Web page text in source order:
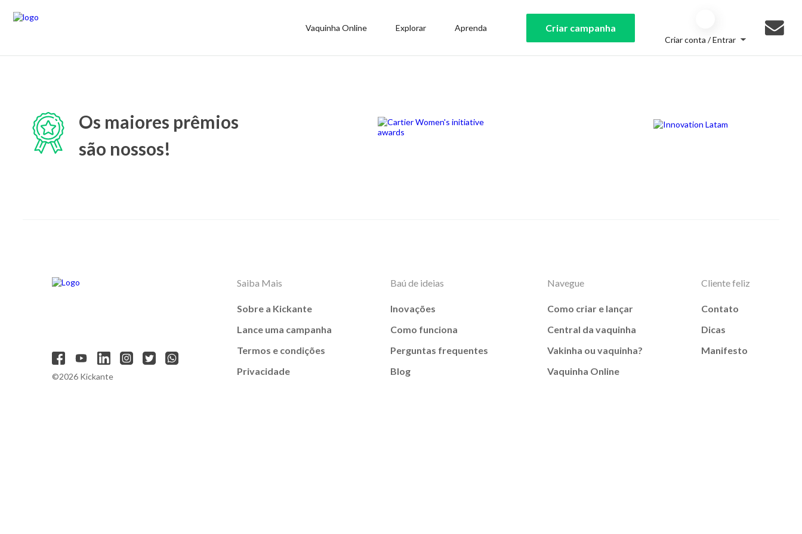
Vaquinha Online Explorar Aprenda Criar campanha
Criar conta / Entrar
Os maiores prêmios
são nossos!
©2026 Kickante
Saiba Mais
Sobre a Kickante
Lance uma campanha
Termos e condições
Privacidade
Baú de ideias
Inovações
Como funciona
Perguntas frequentes
Blog
Navegue
Como criar e lançar
Central da vaquinha
Vakinha ou vaquinha?
Vaquinha Online
Cliente feliz
Contato
Dicas
Manifesto